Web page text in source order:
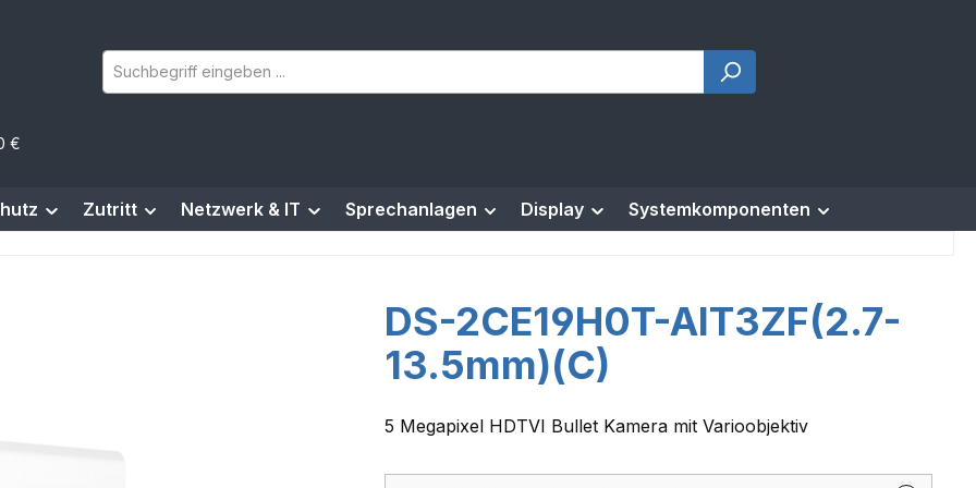
€
Zutritt Netzwerk & IT Sprechanlagen Display Systemkomponenten
DS-2CE19H0T-AIT3ZF(2.7-
13.5mm)(C)
5 Megapixel HDTVI Bullet Kamera mit Varioobjektiv